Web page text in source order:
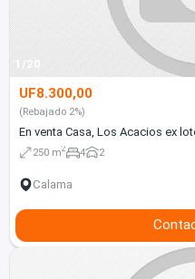
1/20
UF8.300,00
(Rebajado 2%)
En venta Casa, Los Acacios ex
250 m2 4 2
Calama